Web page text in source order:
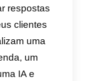
é realmente
especiais que
são sem